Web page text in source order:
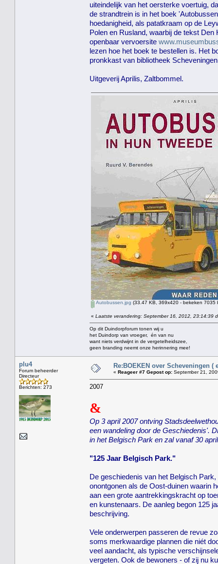
uiteindelijk van het oersterke voertuig,
de strandtrein is in het boek
hoedanigheid, als patatkraam op de
Polen en Rusland, waarbij de tekst
openbaar vervoersite
lezen hoe het boek te bestellen is. Het
pronkkast van bibliotheek
Uitgeverij Aprilis, Zaltbommel.
Autobussen.jpg (33.47 KB, 369x420 - bekeken 7035
« Laatste verandering: September 16, 2012, 23:14:39
Op dit Duindorpforum tonen wij u
het Duindorp van vroeger, én van nu
want niets verdwijnt in de vergetelheidszee,
geen branding neemt onze herinnering mee!
plu4
Forum beheerder
Directeur
Berichten: 273
Re:BOEKEN over Scheveningen (
« Reageer #7 Gepost op: September 21,
2007
&
Op 3 april 2007 ontving
een wandeling door de Geschiedenis'.
in het Belgisch Park en zal vanaf 30
"125 Jaar Belgisch Park."
De geschiedenis van het Belgisch
onontgonen als de Oost-duinen waarin
aan een grote aantrekkingskracht op
en kunstenaars. De aanleg begon 125
beschrijving.
Vele onderwerpen passeren de revue
soms merkwaardige plannen die niét
veel aandacht, als typische
vergeten. Ook de bewoners - of zij nu